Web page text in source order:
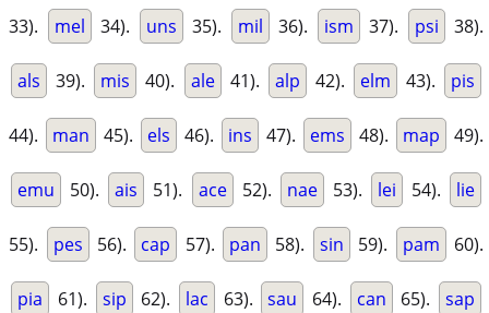
33). mel 34). uns 35). mil 36). ism 37). psi 38).
als 39). mis 40). ale 41). alp 42). elm 43). pis
44). man 45). els 46). ins 47). ems 48). map 49).
emu 50). ais 51). ace 52). nae 53). lei 54). lie
55). pes 56). cap 57). pan 58). sin 59). pam 60).
pia 61). sip 62). lac 63). sau 64). can 65). sap